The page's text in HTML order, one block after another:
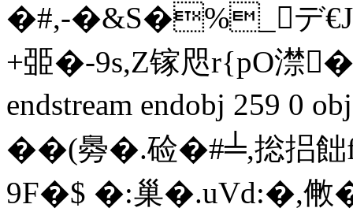
�#,-�&S�%_デ€J
+臦�-9s,Z镓咫r{pO
endstream endobj 259 0
��(臱�.硷�#╧,捴捛
9F�$ �:巢�.uVd:�,敒